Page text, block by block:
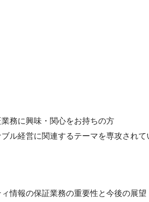
務に興味・関心をお持ちの方
ブル経営に関連するテーマを専攻され
情報の保証業務の重要性と今後の展望